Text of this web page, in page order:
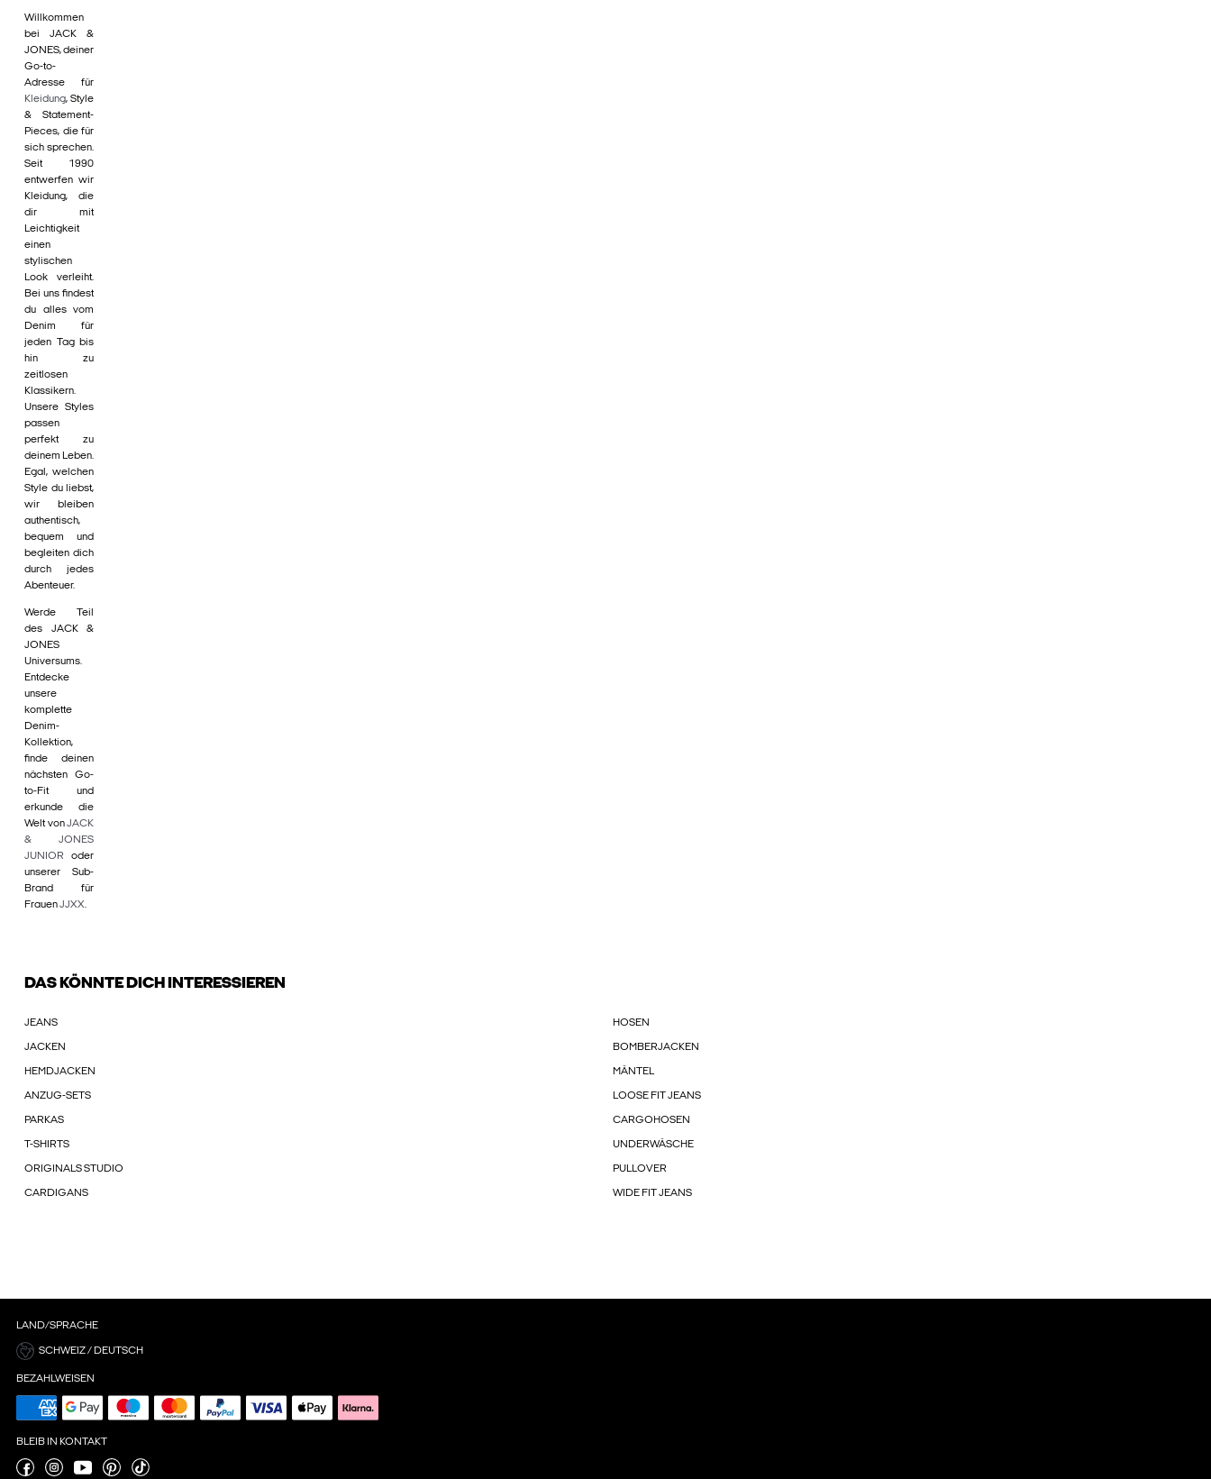
Willkommen
bei JACK &
JONES, deiner
Go-to-
Adresse für
Kleidung, Style
& Statement-
Pieces, die für
sich sprechen.
Seit 1990
entwerfen wir
Kleidung, die
dir mit
Leichtigkeit
einen
stylischen
Look verleiht.
Bei uns findest
du alles vom
Denim für
jeden Tag bis
hin zu
zeitlosen
Klassikern.
Unsere Styles
passen
perfekt zu
deinem Leben.
Egal, welchen
Style du liebst,
wir bleiben
authentisch,
bequem und
begleiten dich
durch jedes
Abenteuer.
Werde Teil
des JACK &
JONES
Universums.
Entdecke
unsere
komplette
Denim-
Kollektion,
finde deinen
nächsten Go-
to-Fit und
erkunde die
Welt vonJACK
& JONES
JUNIOR oder
unserer Sub-
Brand für
FrauenJJXX.
DAS KÖNNTE DICH INTERESSIEREN
JEANS HOSEN
JACKEN BOMBERJACKEN
HEMDJACKEN MÄNTEL
ANZUG-SETS LOOSE FIT JEANS
PARKAS CARGOHOSEN
T-SHIRTS UNDERWÄSCHE
ORIGINALS STUDIO PULLOVER
CARDIGANS WIDE FIT JEANS
LAND/SPRACHE
SCHWEIZ / DEUTSCH
BEZAHLWEISEN
BLEIB IN KONTAKT